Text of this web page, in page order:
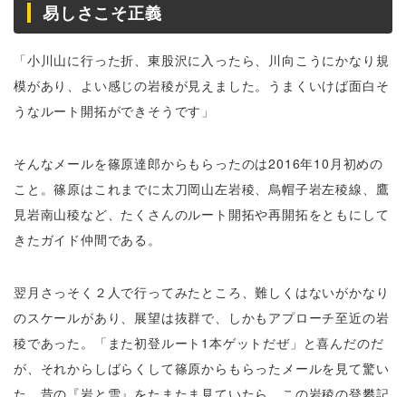
易しさこそ正義
「小川山に行った折、東股沢に入ったら、川向こうにかなり規
模があり、よい感じの岩稜が見えました。うまくいけば面白そ
うなルート開拓ができそうです」
そんなメールを篠原達郎からもらったのは2016年10月初めの
こと。篠原はこれまでに太刀岡山左岩稜、烏帽子岩左稜線、鷹
見岩南山稜など、たくさんのルート開拓や再開拓をともにして
きたガイド仲間である。
翌月さっそく２人で行ってみたところ、難しくはないがかなり
のスケールがあり、展望は抜群で、しかもアプローチ至近の岩
稜であった。「また初登ルート1本ゲットだぜ」と喜んだのだ
が、それからしばらくして篠原からもらったメールを見て驚い